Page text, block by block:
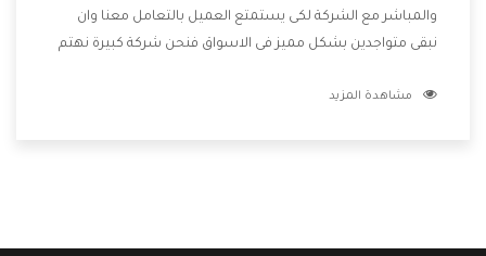
والمباشر مع الشركة لكى يستمتع العميل بالتعامل معنا وان
نبقى متواجدين بشكل مميز فى الاسواق فنحن شركة كبيرة نهتم
الشركة بها والتى تكون منها خدمة الصيانة التى تكون من أهم
مشاهدة المزيد